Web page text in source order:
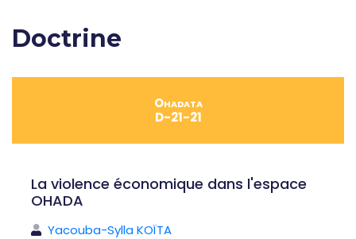
Doctrine
Ohadata
D-21-21
La violence économique dans l'espace
OHADA
Yacouba-Sylla KOÏTA